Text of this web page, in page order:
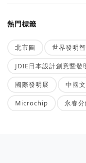
熱門標籤
北市圖 世界發明
JDIE日本設計創意暨發
國際發明展 中國
Microchip 永春